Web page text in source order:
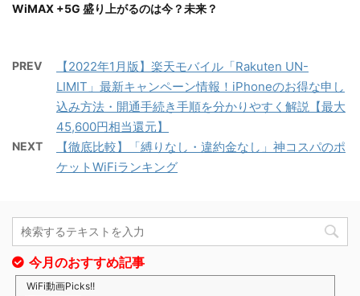
WiMAX +5G 盛り上がるのは今？未来？
PREV
【2022年1月版】楽天モバイル「Rakuten UN-
LIMIT」最新キャンペーン情報！iPhoneのお得な申し
込み方法・開通手続き手順を分かりやすく解説【最大
45,600円相当還元】
NEXT
【徹底比較】「縛りなし・違約金なし」神コスパのポ
ケットWiFiランキング
今月のおすすめ記事
WiFi動画Picks!!